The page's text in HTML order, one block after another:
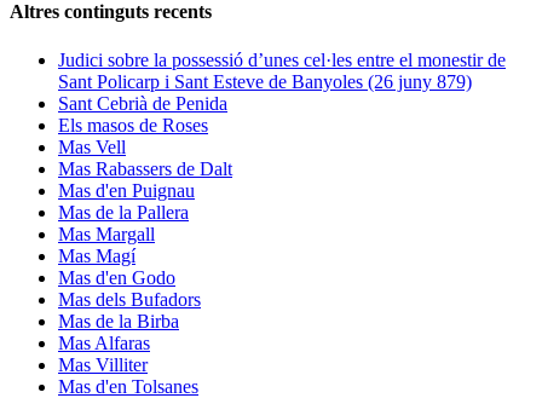
Altres continguts recents
Judici sobre la possessió d’unes cel·les entre el monestir de
Sant Policarp i Sant Esteve de Banyoles (26 juny 879)
Sant Cebrià de Penida
Els masos de Roses
Mas Vell
Mas Rabassers de Dalt
Mas d'en Puignau
Mas de la Pallera
Mas Margall
Mas Magí
Mas d'en Godo
Mas dels Bufadors
Mas de la Birba
Mas Alfaras
Mas Villiter
Mas d'en Tolsanes